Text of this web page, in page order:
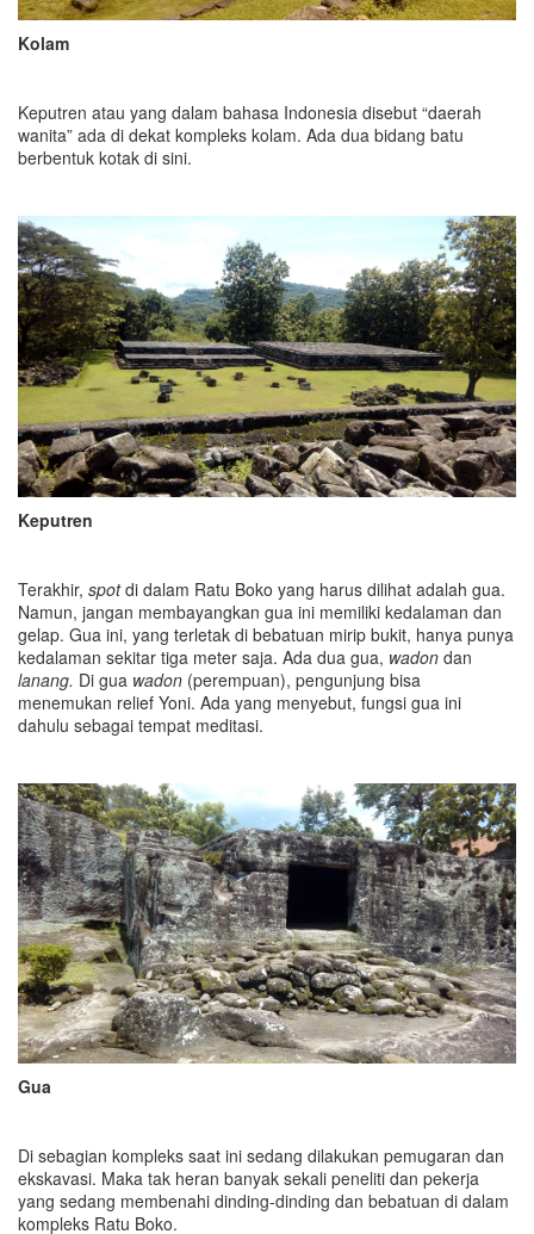
Kolam
Keputren atau yang dalam bahasa Indonesia disebut “daerah
wanita” ada di dekat kompleks kolam. Ada dua bidang batu
berbentuk kotak di sini.
Keputren
Terakhir, spotdi dalam Ratu Boko yang harus dilihat adalah gua.
Namun, jangan membayangkan gua ini memiliki kedalaman dan
gelap. Gua ini, yang terletak di bebatuan mirip bukit, hanya punya
kedalaman sekitar tiga meter saja. Ada dua gua, wadon dan
lanang. Di gua wadon (perempuan), pengunjung bisa
menemukan relief Yoni. Ada yang menyebut, fungsi gua ini
dahulu sebagai tempat meditasi.
Gua
Di sebagian kompleks saat ini sedang dilakukan pemugaran dan
ekskavasi. Maka tak heran banyak sekali peneliti dan pekerja
yang sedang membenahi dinding-dinding dan bebatuan di dalam
kompleks Ratu Boko.